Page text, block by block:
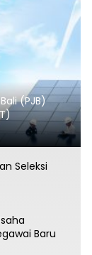
(PJB)
Seleksi
Baru